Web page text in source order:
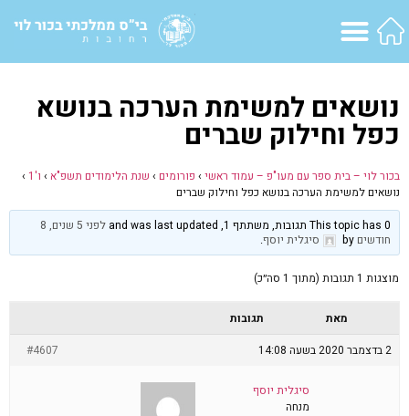
נושאים למשימת הערכה בנושא
כפל וחילוק שברים
בכור לוי – בית ספר עם מעו"פ – עמוד ראשי › פורומים › שנת הלימודים תשפ"א › ו'1
›
נושאים למשימת הערכה בנושא כפל וחילוק שברים
This topic has 0 תגובות, משתתף 1, and was last updated
לפני 5 שנים, 8
חודשים by סיגלית יוסף.
מוצגות 1 תגובות (מתוך 1 סה״כ)
מאת
תגובות
2 בדצמבר 2020 בשעה 14:08
#4607
סיגלית יוסף
מנחה